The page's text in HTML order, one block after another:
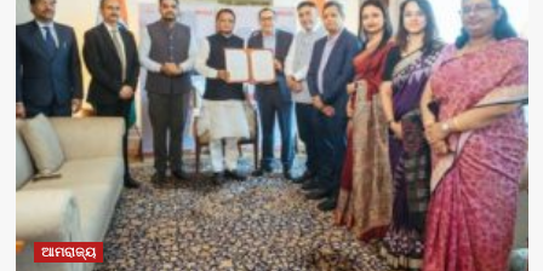
ଆମରାଜ୍ୟ